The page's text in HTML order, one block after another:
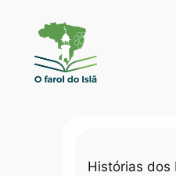
conteúdo
Histórias dos